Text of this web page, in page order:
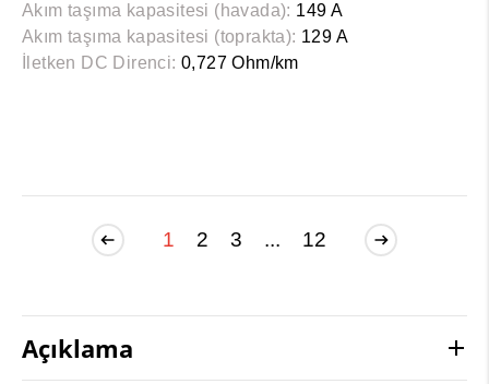
Akım taşıma kapasitesi (havada): 149 A
Akım taşıma kapasitesi (toprakta): 129 A
İletken DC Direnci: 0,727 Ohm/km
1 2 3 ... 12
Açıklama